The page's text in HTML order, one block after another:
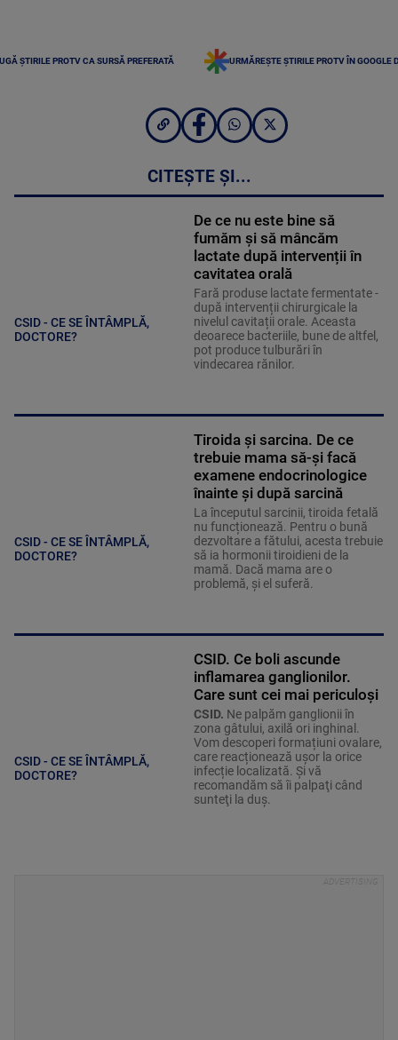
ȘTIRILE PROTV CA SURSĂ PREFERATĂ URMĂREȘTE ȘTIRILE PROTV ÎN GOOGLE
CITEȘTE ȘI...
CSID - CE SE ÎNTÂMPLĂ,
DOCTORE?
De ce nu este bine să
fumăm și să mâncăm
lactate după intervenții în
cavitatea orală
Fară produse lactate fermentate -
după intervenții chirurgicale la
nivelul cavitații orale. Aceasta
deoarece bacteriile, bune de altfel,
pot produce tulburări în
vindecarea rănilor.
CSID - CE SE ÎNTÂMPLĂ,
DOCTORE?
Tiroida și sarcina. De ce
trebuie mama să-și facă
examene endocrinologice
înainte și după sarcină
La începutul sarcinii, tiroida fetală
nu funcționează. Pentru o bună
dezvoltare a fătului, acesta trebuie
să ia hormonii tiroidieni de la
mamă. Dacă mama are o
problemă, și el suferă.
CSID - CE SE ÎNTÂMPLĂ,
DOCTORE?
CSID. Ce boli ascunde
inflamarea ganglionilor.
Care sunt cei mai periculoși
CSID. Ne palpăm ganglionii în
zona gâtului, axilă ori inghinal.
Vom descoperi formațiuni ovalare,
care reacționează ușor la orice
infecție localizată. Şi vă
recomandăm să îi palpaţi când
sunteţi la duş.